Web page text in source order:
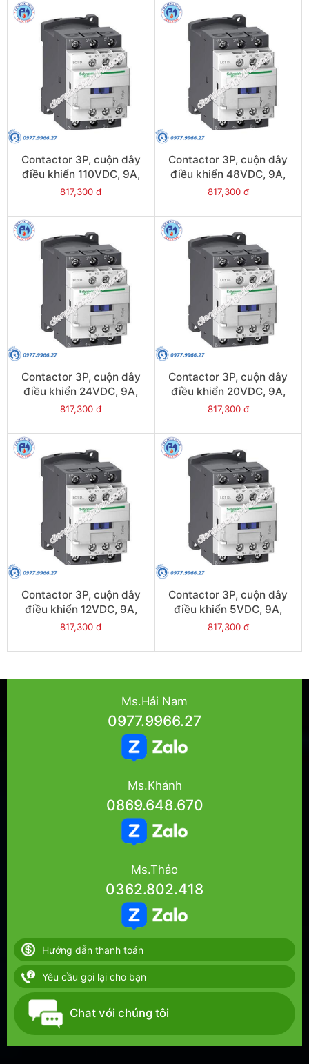
Contactor 3P, cuộn dây
điều khiển 110VDC, 9A,
1N/O, 1N/C - Model
817,300 đ
Contactor 3P, cuộn dây
điều khiển 48VDC, 9A,
1N/O, 1N/C - Model
817,300 đ
Contactor 3P, cuộn dây
điều khiển 24VDC, 9A,
1N/O, 1N/C - Model
817,300 đ
Contactor 3P, cuộn dây
điều khiển 20VDC, 9A,
1N/O, 1N/C - Model
817,300 đ
Contactor 3P, cuộn dây
điều khiển 12VDC, 9A,
1N/O, 1N/C - Model
817,300 đ
Contactor 3P, cuộn dây
điều khiển 5VDC, 9A,
1N/O, 1N/C - Model
817,300 đ
Ms.Hải Nam
0977.9966.27
Ms.Khánh
0869.648.670
Ms.Thảo
0362.802.418
Hướng dẫn thanh toán
Yêu cầu gọi lại cho bạn
Chat với chúng tôi